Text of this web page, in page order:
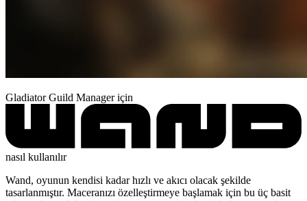
Gladiator Guild Manager için
nasıl kullanılır
Wand, oyunun kendisi kadar hızlı ve akıcı olacak şekilde
tasarlanmıştır. Maceranızı özelleştirmeye başlamak için bu üç basit